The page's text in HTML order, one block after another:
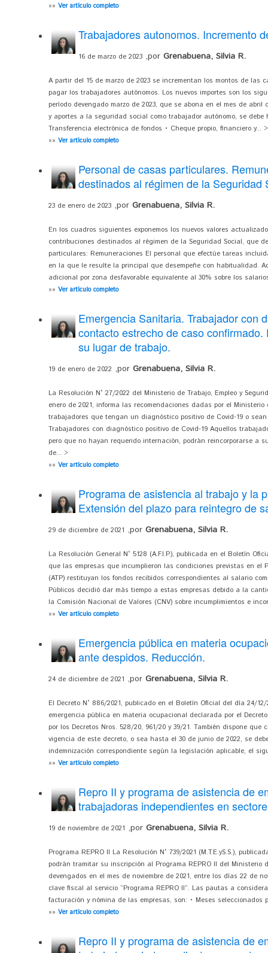
»» Ver artículo completo
Trabajadores autonomos. Incremento
16 de marzo de 2023 ,por Grenabuena, Silvia R.
A partir del 15 de marzo de 2023 se incrementan los montos de
pagar los trabajadores autónomos. Los nuevos importes son los
período devengado marzo de 2023, que se abona en el mes de
y aportes a la seguridad social como trabajador autónomo, se
Transferencia electrónica de fondos • Cheque propio, financiero y... >
»» Ver artículo completo
Personal de casas particulares.
destinados al régimen de la Seguridad
23 de enero de 2023 ,por Grenabuena, Silvia R.
En los cuadros siguientes exponemos los nuevos valores
contribuciones destinados al régimen de la Seguridad Social, que
particulares: Remuneraciones El personal que efectúe tareas
en la que le resulte la principal que desempeñe con habitualidad.
adicional por zona desfavorable equivalente al 30% sobre los
»» Ver artículo completo
Emergencia Sanitaria. Trabajador con
contacto estrecho de caso
su lugar de trabajo.
19 de enero de 2022 ,por Grenabuena, Silvia R.
La Resolución N° 27/2022 del Ministerio de Trabajo, Empleo y
enero de 2021, informa las recomendaciones dadas por el
trabajadores que tengan un diagnóstico positivo de Covid-19 o
Trabajadores con diagnóstico positivo de Covid-19 Aquellos
pero que no hayan requerido internación, podrán reincorporarse a
de... >
»» Ver artículo completo
Programa de asistencia al trabajo y la
Extensión del plazo para reintegro de
29 de diciembre de 2021 ,por Grenabuena, Silvia R.
La Resolución General N° 5128 (A.F.I.P.), publicada en el Boletín
que las empresas que incumplieron las condiciones previstas en el
(ATP) restituyan los fondos recibidos correspondientes al salario
Públicos decidió dar más tiempo a estas empresas debido a la
la Comisión Nacional de Valores (CNV) sobre incumplimientos e
»» Ver artículo completo
Emergencia pública en materia
ante despidos. Reducción.
24 de diciembre de 2021 ,por Grenabuena, Silvia R.
El Decreto N° 886/2021, publicado en el Boletín Oficial del día 24/
emergencia pública en materia ocupacional declarada por el
por los Decretos Nros. 528/20, 961/20 y 39/21. También dispone
vigencia de este decreto, o sea hasta el 30 de junio de 2022, se
indemnización correspondiente según la legislación aplicable, el
»» Ver artículo completo
Repro II y programa de asistencia de
trabajadoras independientes en
19 de noviembre de 2021 ,por Grenabuena, Silvia R.
Programa REPRO II La Resolución N° 739/2021 (M.T.E.yS.S.),
podrán tramitar su inscripción al Programa REPRO II del Ministerio
devengados en el mes de noviembre de 2021, entre los días 22 de
clave fiscal al servicio “Programa REPRO II”. Las pautas a
facturación y nómina de las empresas, son: • Meses seleccionados
»» Ver artículo completo
Repro II y programa de asistencia de